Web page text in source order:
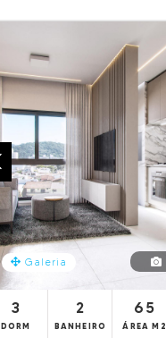
Galeria
3
DORM
2
BANHEIRO
65
ÁREA M2